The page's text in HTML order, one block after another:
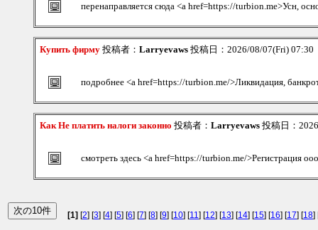
перенаправляется сюда <a href=https://turbion.me>Усн,
Купить фирму 投稿者： Larryevaws 投稿日：2026/08/07(Fri) 07:30
подробнее <a href=https://turbion.me/>Ликвидация,
Как Не платить налоги законно 投稿者： Larryevaws 投稿日：
смотреть здесь <a href=https://turbion.me/>Регистрация
[1] [2] [3] [4] [5] [6] [7] [8] [9] [10] [11] [12] [13] [14] [15] [16] [17] [18]